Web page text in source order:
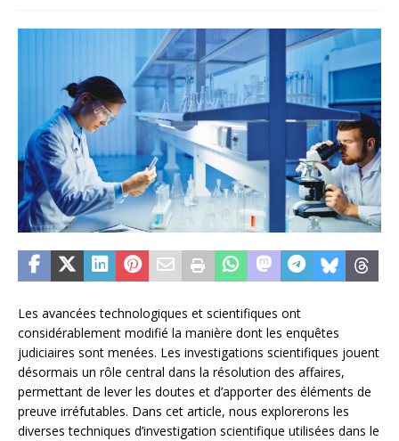
Les avancées technologiques et scientifiques ont
considérablement modifié la manière dont les enquêtes
judiciaires sont menées. Les investigations scientifiques jouent
désormais un rôle central dans la résolution des affaires,
permettant de lever les doutes et d’apporter des éléments de
preuve irréfutables. Dans cet article, nous explorerons les
diverses techniques d’investigation scientifique utilisées dans le